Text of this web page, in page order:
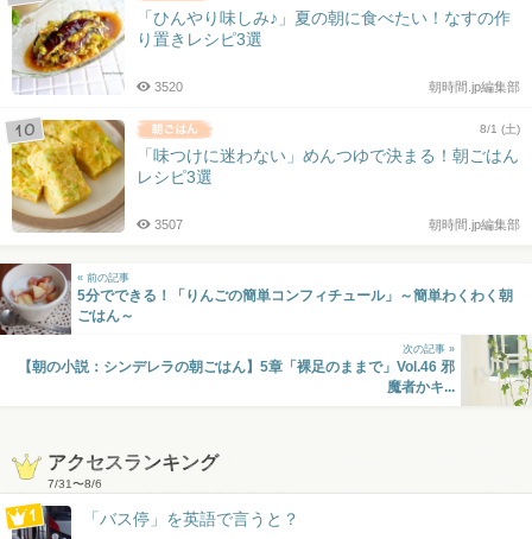
「ひんやり味しみ♪」夏の朝に食べたい！なすの作
り置きレシピ3選
朝時間.jp編集部
3520
8/1 (土)
「味つけに迷わない」めんつゆで決まる！朝ごはん
レシピ3選
朝時間.jp編集部
3507
« 前の記事
5分でできる！「りんごの簡単コンフィチュール」～簡単わくわく朝
ごはん～
次の記事 »
【朝の小説：シンデレラの朝ごはん】5章「裸足のままで」Vol.46 邪
魔者かキ...
アクセスランキング
7/31〜8/6
「バス停」を英語で言うと？